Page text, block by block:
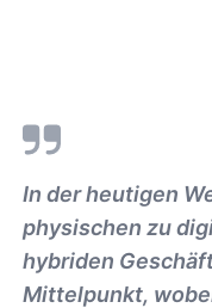
In der heutigen
physischen zu
hybriden
Mittelpunkt,